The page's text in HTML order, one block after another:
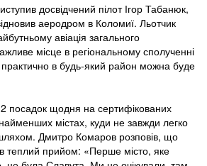
досвідчений пілот Ігор Табанюк,
аеродром в Коломиї. Льотчик
авіація загального
місце в регіональному сполученні
практично в будь-який район можна буде
посадок щодня на сертифікованих
містах, куди не завжди легко
Дмитро Комаров розповів, що
теплий прийом: «Перше місто, яке